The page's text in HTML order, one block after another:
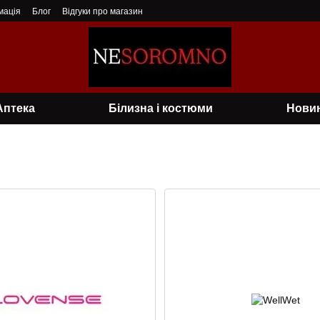
Блог Відгуки про магазин
Білизна і костюми